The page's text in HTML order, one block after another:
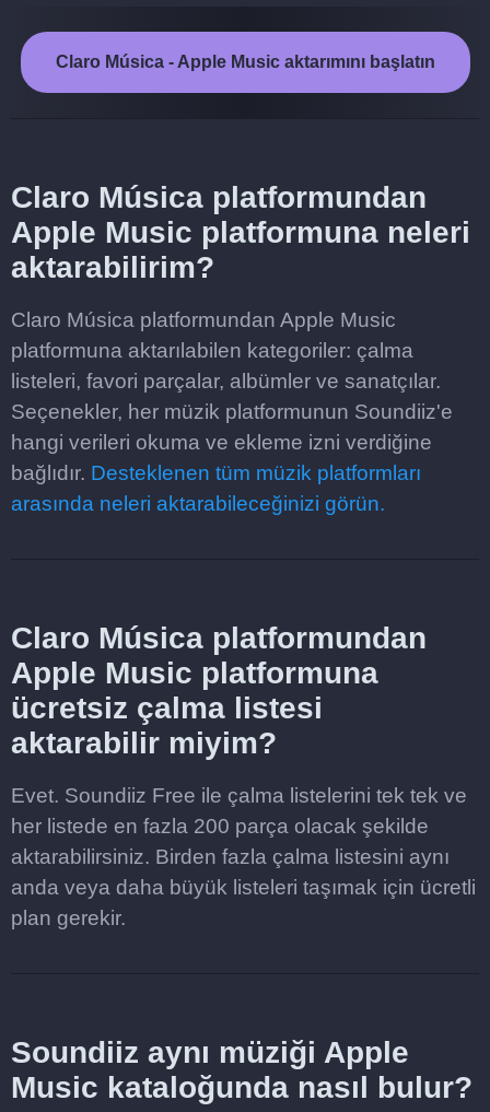
Claro Música - Apple Music aktarımını başlatın
Claro Música platformundan
Apple Music platformuna neleri
aktarabilirim?
Claro Música platformundan Apple Music
platformuna aktarılabilen kategoriler: çalma
listeleri, favori parçalar, albümler ve sanatçılar.
Seçenekler, her müzik platformunun Soundiiz'e
hangi verileri okuma ve ekleme izni verdiğine
bağlıdır. Desteklenen tüm müzik platformları
arasında neleri aktarabileceğinizi görün.
Claro Música platformundan
Apple Music platformuna
ücretsiz çalma listesi
aktarabilir miyim?
Evet. Soundiiz Free ile çalma listelerini tek tek ve
her listede en fazla 200 parça olacak şekilde
aktarabilirsiniz. Birden fazla çalma listesini aynı
anda veya daha büyük listeleri taşımak için ücretli
plan gerekir.
Soundiiz aynı müziği Apple
Music kataloğunda nasıl bulur?